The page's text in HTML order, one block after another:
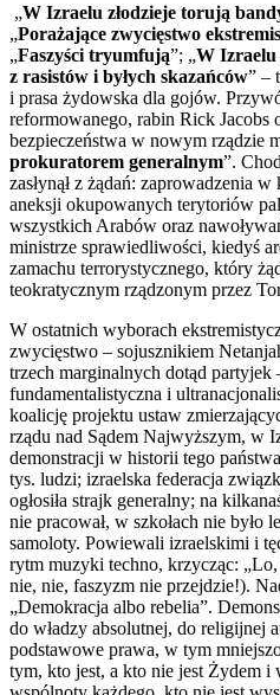
„W Izraelu złodzieje torują
„Porażające zwycięstwo
„Faszyści tryumfują”; „W Izraelu
z rasistów i byłych skazańców” –
i prasa żydowska dla gojów.
reformowanego, rabin Rick Jacobs
bezpieczeństwa w nowym rządzie
prokuratorem generalnym”.
zasłynął z żądań: zaprowadzenia
aneksji okupowanych terytoriów
wszystkich Arabów oraz
ministrze sprawiedliwości, kiedyś
zamachu terrorystycznego, który
teokratycznym rządzonym przez
W ostatnich wyborach
zwycięstwo – sojusznikiem
trzech marginalnych dotąd partyjek
fundamentalistyczna i
koalicję projektu ustaw
rządu nad Sądem Najwyższym, w
demonstracji w historii tego
tys. ludzi; izraelska federacja
ogłosiła strajk generalny; na
nie pracował, w szkołach nie było
samoloty. Powiewali izraelskimi i
rytm muzyki techno, krzycząc:
nie, nie, faszyzm nie przejdzie!).
„Demokracja albo rebelia”.
do władzy absolutnej, do religijnej
podstawowe prawa, w tym
tym, kto jest, a kto nie jest Żydem